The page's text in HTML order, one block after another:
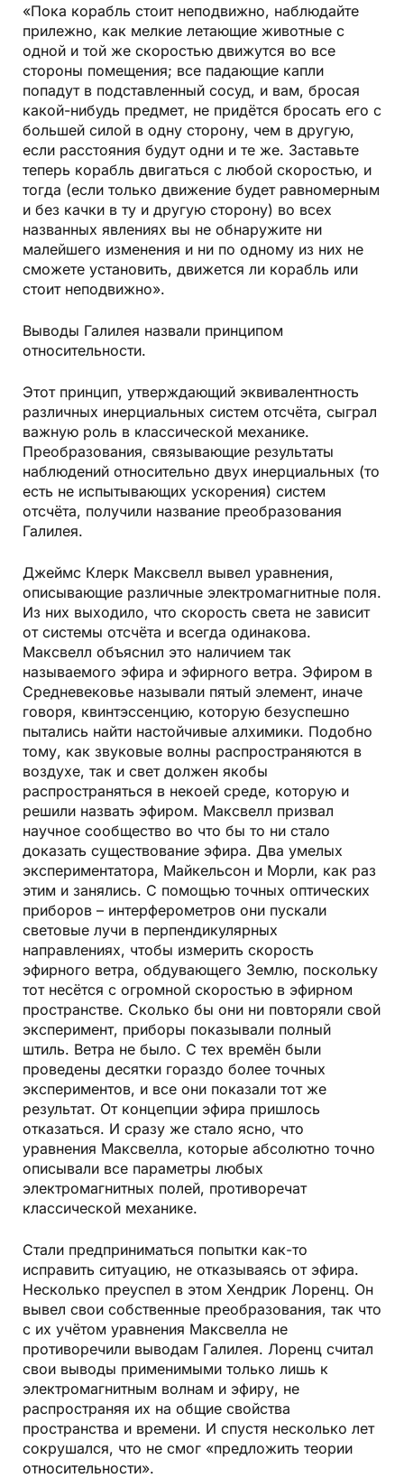
«Пока корабль стоит неподвижно, наблюдайте
прилежно, как мелкие летающие животные с
одной и той же скоростью движутся во все
стороны помещения; все падающие капли
попадут в подставленный сосуд, и вам, бросая
какой-нибудь предмет, не придётся бросать его с
большей силой в одну сторону, чем в другую,
если расстояния будут одни и те же. Заставьте
теперь корабль двигаться с любой скоростью, и
тогда (если только движение будет равномерным
и без качки в ту и другую сторону) во всех
названных явлениях вы не обнаружите ни
малейшего изменения и ни по одному из них не
сможете установить, движется ли корабль или
стоит неподвижно».
Выводы Галилея назвали принципом
относительности.
Этот принцип, утверждающий эквивалентность
различных инерциальных систем отсчёта, сыграл
важную роль в классической механике.
Преобразования, связывающие результаты
наблюдений относительно двух инерциальных (то
есть не испытывающих ускорения) систем
отсчёта, получили название преобразования
Галилея.
Джеймс Клерк Максвелл вывел уравнения,
описывающие различные электромагнитные поля.
Из них выходило, что скорость света не зависит
от системы отсчёта и всегда одинакова.
Максвелл объяснил это наличием так
называемого эфира и эфирного ветра. Эфиром в
Средневековье называли пятый элемент, иначе
говоря, квинтэссенцию, которую безуспешно
пытались найти настойчивые алхимики. Подобно
тому, как звуковые волны распространяются в
воздухе, так и свет должен якобы
распространяться в некоей среде, которую и
решили назвать эфиром. Максвелл призвал
научное сообщество во что бы то ни стало
доказать существование эфира. Два умелых
экспериментатора, Майкельсон и Морли, как раз
этим и занялись. С помощью точных оптических
приборов – интерферометров они пускали
световые лучи в перпендикулярных
направлениях, чтобы измерить скорость
эфирного ветра, обдувающего Землю, поскольку
тот несётся с огромной скоростью в эфирном
пространстве. Сколько бы они ни повторяли свой
эксперимент, приборы показывали полный
штиль. Ветра не было. С тех времён были
проведены десятки гораздо более точных
экспериментов, и все они показали тот же
результат. От концепции эфира пришлось
отказаться. И сразу же стало ясно, что
уравнения Максвелла, которые абсолютно точно
описывали все параметры любых
электромагнитных полей, противоречат
классической механике.
Стали предприниматься попытки как-то
исправить ситуацию, не отказываясь от эфира.
Несколько преуспел в этом Хендрик Лоренц. Он
вывел свои собственные преобразования, так что
с их учётом уравнения Максвелла не
противоречили выводам Галилея. Лоренц считал
свои выводы применимыми только лишь к
электромагнитным волнам и эфиру, не
распространяя их на общие свойства
пространства и времени. И спустя несколько лет
сокрушался, что не смог «предложить теории
относительности».